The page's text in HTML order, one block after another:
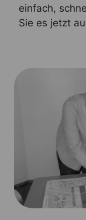
einfach,
Sie es jetzt